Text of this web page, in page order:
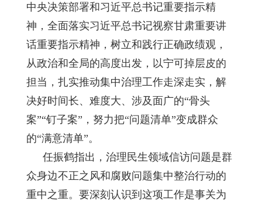
中央决策部署和习近平总书记重要指示精
神，全面落实习近平总书记视察甘肃重要讲
话重要指示精神，树立和践行正确政绩观，
从政治和全局的高度出发，以宁可掉层皮的
担当，扎实推动集中治理工作走深走实，解
决好时间长、难度大、涉及面广的“骨头
案”“钉子案”，努力把“问题清单”变成群众
的“满意清单”。
任振鹤指出，治理民生领域信访问题是群
众身边不正之风和腐败问题集中整治行动的
重中之重。要深刻认识到这项工作是事关为